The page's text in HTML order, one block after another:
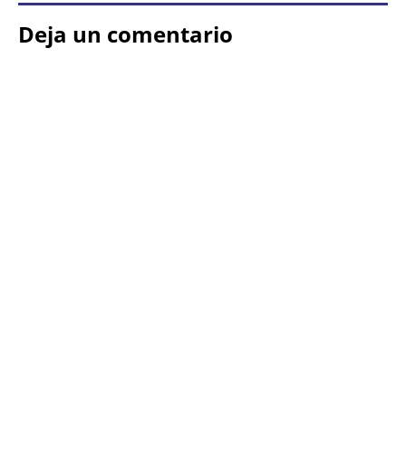
Deja un comentario